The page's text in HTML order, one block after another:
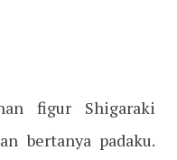
figur Shigaraki
bertanya padaku.